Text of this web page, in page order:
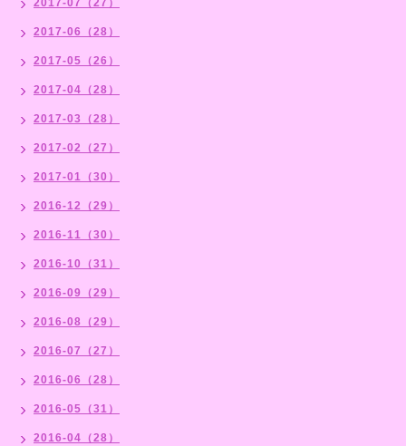
2017-06（28）
2017-05（26）
2017-04（28）
2017-03（28）
2017-02（27）
2017-01（30）
2016-12（29）
2016-11（30）
2016-10（31）
2016-09（29）
2016-08（29）
2016-07（27）
2016-06（28）
2016-05（31）
2016-04（28）